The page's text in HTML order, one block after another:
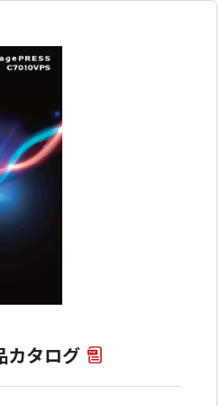
カタログ